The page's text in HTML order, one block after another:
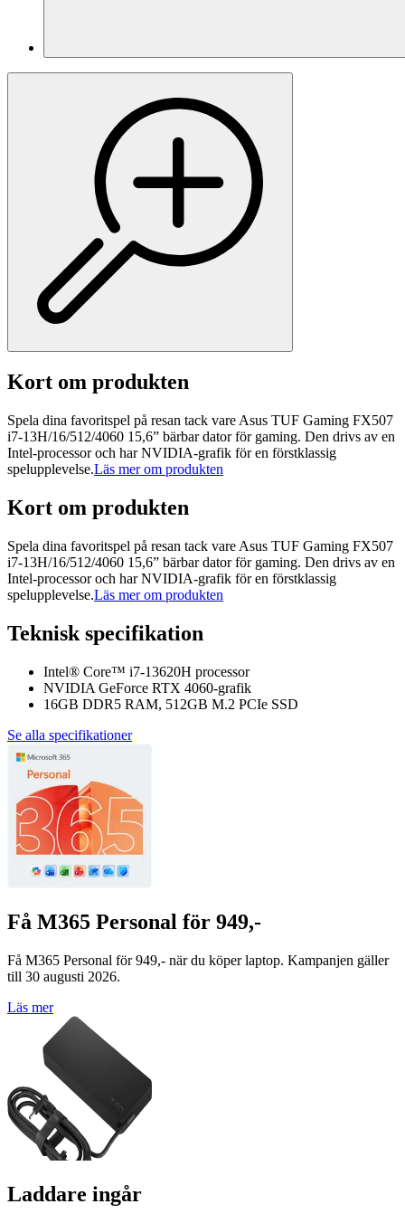
Kort om produkten
Spela dina favoritspel på resan tack vare Asus TUF Gaming FX507
i7-13H/16/512/4060 15,6” bärbar dator för gaming. Den drivs av en
Intel-processor och har NVIDIA-grafik för en förstklassig
spelupplevelse.Läs mer om produkten
Kort om produkten
Spela dina favoritspel på resan tack vare Asus TUF Gaming FX507
i7-13H/16/512/4060 15,6” bärbar dator för gaming. Den drivs av en
Intel-processor och har NVIDIA-grafik för en förstklassig
spelupplevelse.Läs mer om produkten
Teknisk specifikation
Intel® Core™ i7-13620H processor
NVIDIA GeForce RTX 4060-grafik
16GB DDR5 RAM, 512GB M.2 PCIe SSD
Se alla specifikationer
Få M365 Personal för 949,-
Få M365 Personal för 949,- när du köper laptop. Kampanjen gäller
till 30 augusti 2026.
Läs mer
Laddare ingår